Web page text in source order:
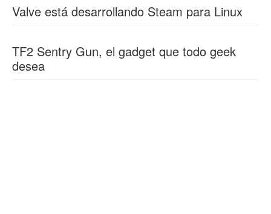
Valve está desarrollando Steam para Linux
TF2 Sentry Gun, el gadget que todo geek
desea